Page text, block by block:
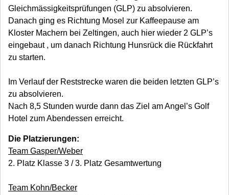
Gleichmässigkeitsprüfungen (GLP) zu absolvieren.
Danach ging es Richtung Mosel zur Kaffeepause am
Kloster Machern bei Zeltingen, auch hier wieder 2 GLP’s
eingebaut , um danach Richtung Hunsrück die Rückfahrt
zu starten.
Im Verlauf der Reststrecke waren die beiden letzten GLP’s
zu absolvieren.
Nach 8,5 Stunden wurde dann das Ziel am Angel’s Golf
Hotel zum Abendessen erreicht.
Die Platzierungen:
Team Gasper/Weber
2. Platz Klasse 3 / 3. Platz Gesamtwertung
Team Kohn/Becker